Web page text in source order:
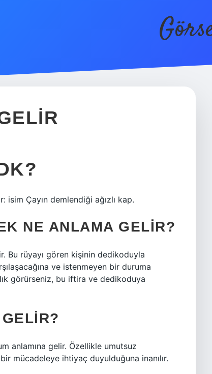
isim Çayın demlendiği ağızlı kap.
NE ANLAMA GELIR?
Bu rüyayı gören kişinin dedikoduyla
ve istenmeyen bir duruma
görürseniz, bu iftira ve dedikoduya
anlamına gelir. Özellikle umutsuz
mücadeleye ihtiyaç duyulduğuna inanılır.